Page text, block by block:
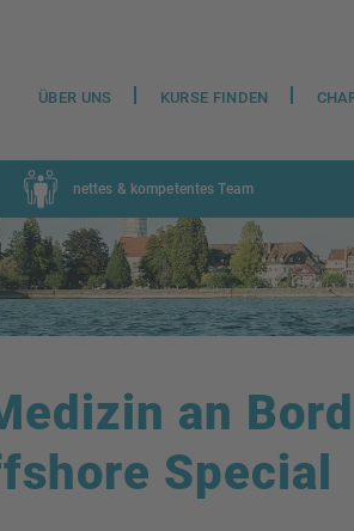
ÜBER UNS KURSE FINDEN
nettes & kompetentes Team
an Bord
Special